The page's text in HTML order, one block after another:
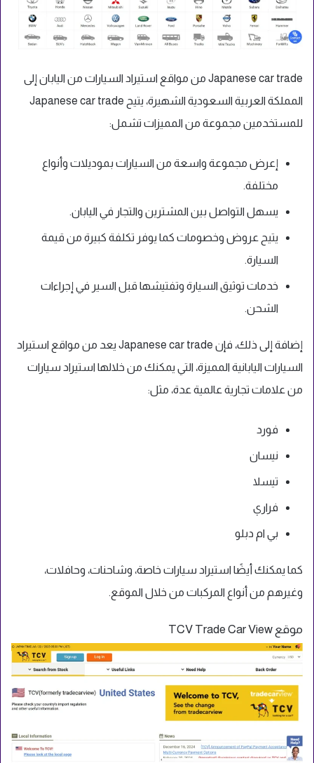
Japanese car trade من مواقع استيراد السيارات من اليابان إلى
المملكة العربية السعودية الشهيرة، يتيح Japanese car trade
للمستخدمين مجموعة من المميزات تشمل:
إعرض مجموعة واسعة من السيارات بموديلات وأنواع
مختلفة.
يسهل التواصل بين المشترين والتجار في اليابان.
يتيح عروض وخصومات كما يوفر تكلفة كبيرة من قيمة
السيارة.
خدمات توثيق السيارة وتفتيشها قبل السير في إجراءات
الشحن.
إضافة إلى ذلك، فإن Japanese car trade يعد من مواقع استيراد
السيارات اليابانية المميزة، التي يمكنك من خلالها استيراد سيارات
من علامات تجارية عالمية عدة، مثل:
فورد
نيسان
تيسلا
فراري
بي ام دبلو
كما يمكنك أيضًا استيراد سيارات خاصة، وشاحنات، وحافلات،
وغيرهم من أنواع المركبات من خلال الموقع.
موقع TCV Trade Car View